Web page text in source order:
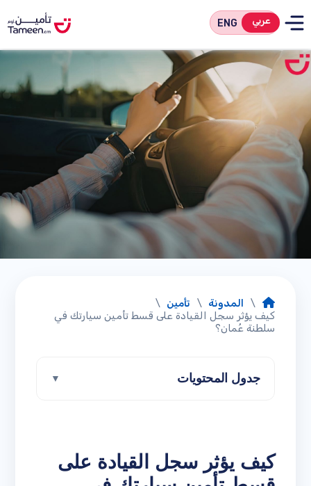
ENG عربي
/ المدونة / تأمين
/
كيف يؤثر سجل القيادة على قسط تأمين سيارتك في
سلطنة عُمان؟
كيف يؤثر سجل القيادة على
جدول المحتويات ▼